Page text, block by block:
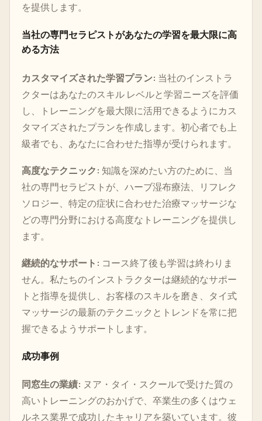
を提供します。
当社の専門セラピストがあなたの学習を最大限に高
める方法
カスタマイズされた学習プラン: 当社のインストラ
クターはあなたのスキル レベルと学習ニーズを評価
し、トレーニングを最大限に活用できるようにカス
タマイズされたプランを作成します。初心者でも上
級者でも、あなたに合わせた指導が受けられます。
高度なテクニック: 知識を深めたい方のために、当
社の専門セラピストが、ハーブ湿布療法、リフレク
ソロジー、特定の症状に合わせた治療マッサージな
どの専門分野における高度なトレーニングを提供し
ます。
継続的なサポート: コース終了後も学習は終わりま
せん。私たちのインストラクターは継続的なサポー
トと指導を提供し、お客様のスキルを磨き、タイ式
マッサージの最新のテクニックとトレンドを常に把
握できるようサポートします。
成功事例
同窓生の業績: ヌア・タイ・スクールで受けた質の
高いトレーニングのおかげで、卒業生の多くはウェ
ルネス業界で成功したキャリアを築いています。彼